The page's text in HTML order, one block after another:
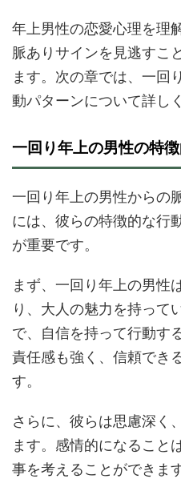
年上男性の恋愛心理を理
脈ありサインを見逃すこ
ます。次の章では、一回
動パターンについて詳し
一回り年上の男性の特
一回り年上の男性からの
には、彼らの特徴的な行
が重要です。
まず、一回り年上の男性
り、大人の魅力を持って
で、自信を持って行動す
責任感も強く、信頼でき
す。
さらに、彼らは思慮深く
ます。感情的になること
事を考えることができま